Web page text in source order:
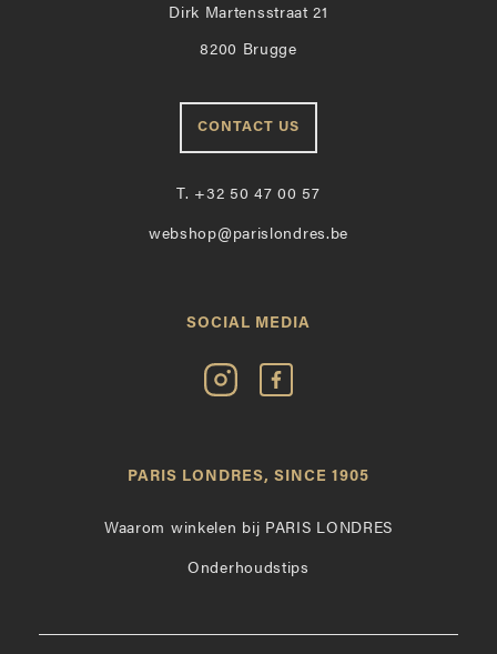
Dirk Martensstraat 21
8200 Brugge
CONTACT US
T. +32 50 47 00 57
webshop@parislondres.be
SOCIAL MEDIA
Volg
Paris
Instagram
Vind
op
PARIS LONDRES, SINCE 1905
Waarom winkelen bij PARIS LONDRES
Onderhoudstips